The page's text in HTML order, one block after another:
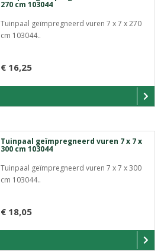
270 cm 103044
Tuinpaal geïmpregneerd vuren 7 x 7 x 270
cm 103044..
€ 16,25
Tuinpaal geïmpregneerd vuren 7 x 7 x
300 cm 103044
Tuinpaal geïmpregneerd vuren 7 x 7 x 300
cm 103044..
€ 18,05